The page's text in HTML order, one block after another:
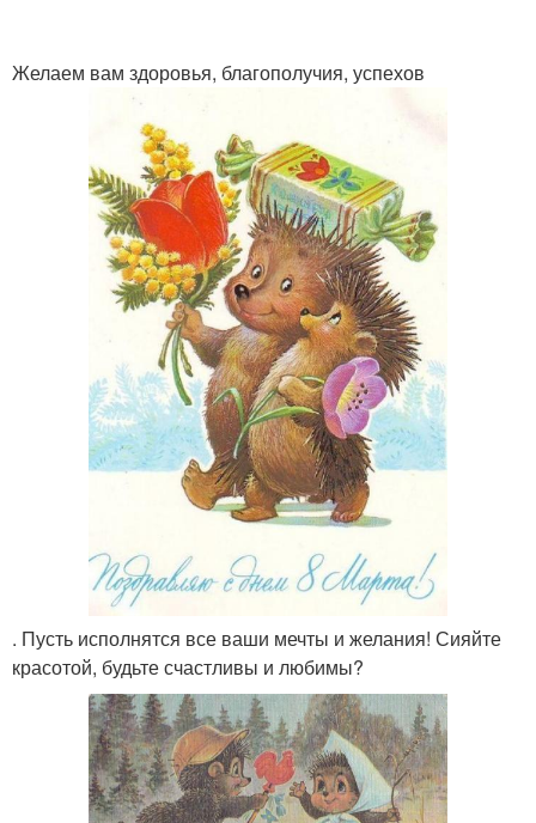
Желаем вам здоровья, благополучия, успехов
. Пусть исполнятся все ваши мечты и желания! Сияйте
красотой, будьте счастливы и любимы?